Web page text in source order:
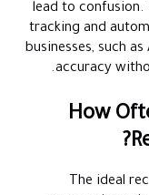
lead to confusion.
tracking and
businesses, such
accuracy
How
The ideal